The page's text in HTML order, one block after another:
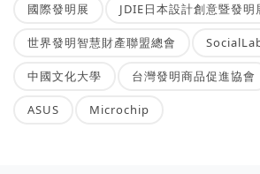
國際發明展 JDIE日本設計創意暨發明
世界發明智慧財產聯盟總會
中國文化大學 台灣發明商品促進協會
ASUS Microchip